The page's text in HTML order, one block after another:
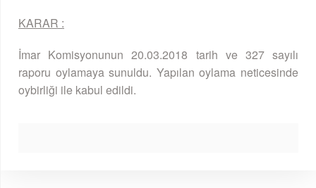
KARAR :
İmar Komisyonunun 20.03.2018 tarih ve 327 sayılı
raporu oylamaya sunuldu. Yapılan oylama neticesinde
oybirliği ile kabul edildi.